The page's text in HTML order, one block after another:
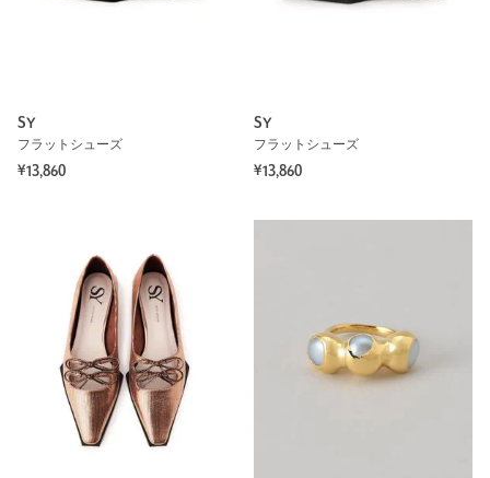
SY
フラットシューズ
¥13,860
SY
フラットシューズ
¥13,860